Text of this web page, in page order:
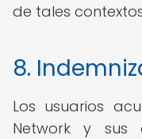
de tales
8.
Los usuarios
Network y sus